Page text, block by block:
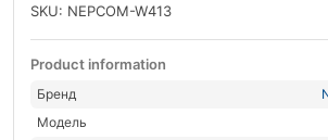
SKU: NEPCOM-W413
Product information
Бренд
Модель